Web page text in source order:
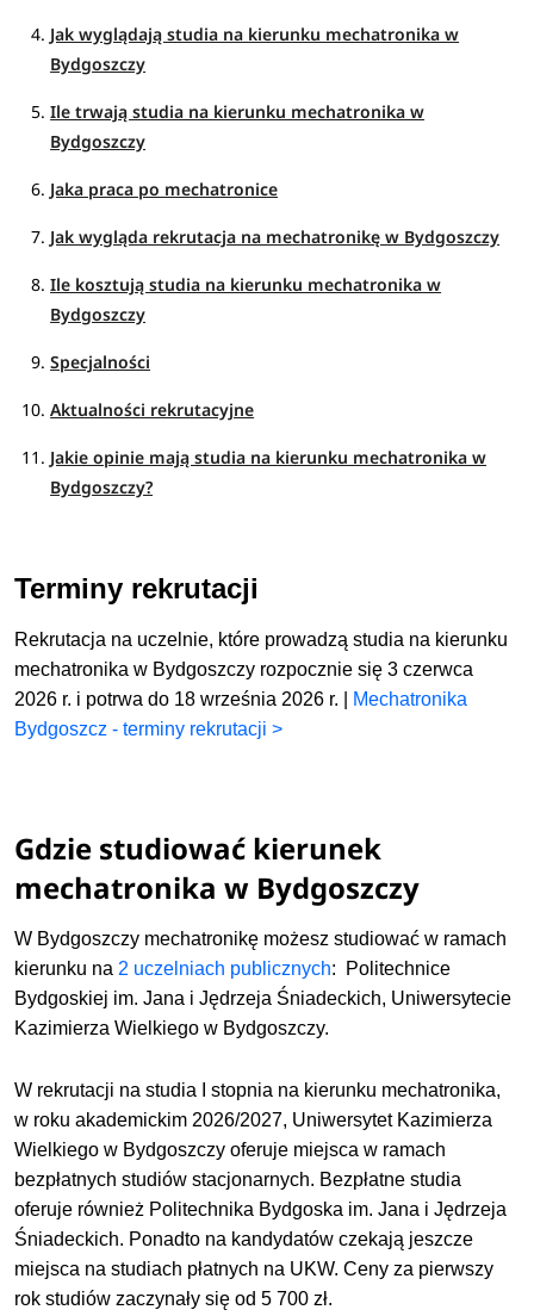
Jak wyglądają studia na kierunku mechatronika w
Bydgoszczy
Ile trwają studia na kierunku mechatronika w
Bydgoszczy
Jaka praca po mechatronice
Jak wygląda rekrutacja na mechatronikę w Bydgoszczy
Ile kosztują studia na kierunku mechatronika w
Bydgoszczy
Specjalności
Aktualności rekrutacyjne
Jakie opinie mają studia na kierunku mechatronika w
Bydgoszczy?
Terminy rekrutacji
Rekrutacja na uczelnie, które prowadzą studia na kierunku
mechatronika w Bydgoszczy rozpocznie się 3 czerwca
2026 r. i potrwa do 18 września 2026 r. |
Mechatronika
Bydgoszcz - terminy rekrutacji >
Gdzie studiować kierunek
mechatronika w Bydgoszczy
W Bydgoszczy mechatronikę możesz studiować w ramach
kierunku na 2 uczelniach publicznych:
Politechnice
Bydgoskiej im. Jana i Jędrzeja Śniadeckich, Uniwersytecie
Kazimierza Wielkiego w Bydgoszczy.
W rekrutacji na studia I stopnia na kierunku mechatronika,
w roku akademickim 2026/2027, Uniwersytet Kazimierza
Wielkiego w Bydgoszczy oferuje miejsca w ramach
bezpłatnych studiów stacjonarnych. Bezpłatne studia
oferuje również Politechnika Bydgoska im. Jana i Jędrzeja
Śniadeckich. Ponadto na kandydatów czekają jeszcze
miejsca na studiach płatnych na UKW. Ceny za pierwszy
rok studiów zaczynały się od 5 700 zł.